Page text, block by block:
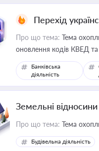
Перехід
Про що тема: Тема
оновлення кодів КВЕД та
Банківська
діяльність
Земельні відносини
Про що тема: Тема
Будівельна діяльність